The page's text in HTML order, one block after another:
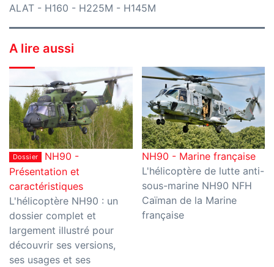
ALAT - H160 - H225M - H145M
A lire aussi
Dossier
NH90 -
Présentation et
caractéristiques
L'hélicoptère NH90 : un
dossier complet et
largement illustré pour
découvrir ses versions,
ses usages et ses
NH90 - Marine française
L'hélicoptère de lutte anti-
sous-marine NH90 NFH
Caïman de la Marine
française